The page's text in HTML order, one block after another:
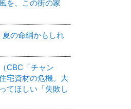
を、この街の家
夏の命綱かもしれ
CBC「チャン
宅資材の危機。大
てほしい「失敗し